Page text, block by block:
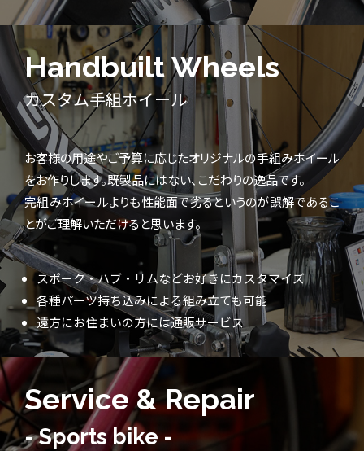
Handbuilt Wheels
カスタム手組ホイール
お客様の用途やご予算に応じたオリジナルの手組みホイール
をお作りします。既製品にはない、こだわりの逸品です。
完組みホイールよりも性能面で劣るというのが誤解であるこ
とがご理解いただけると思います。
スポーク・ハブ・リムなどお好きにカスタマイズ
各種パーツ持ち込みによる組み立ても可能
遠方にお住まいの方には通販サービス
Service & Repair
- Sports bike -